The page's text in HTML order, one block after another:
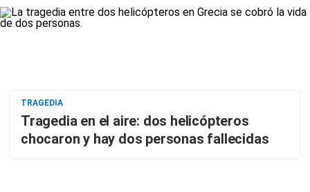
TRAGEDIA
Tragedia en el aire: dos helicópteros
chocaron y hay dos personas fallecidas